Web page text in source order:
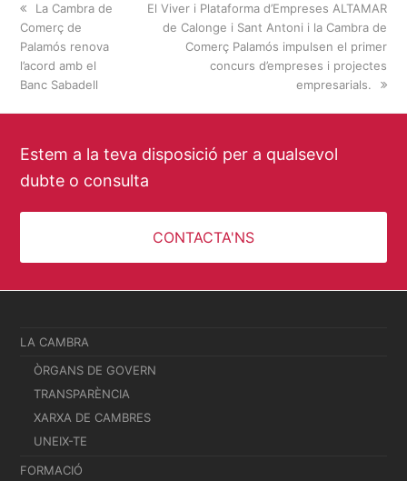
previous
post:
La Cambra de
Comerç de
Palamós renova
l’acord amb el
Banc Sabadell
next
post:
El Viver i Plataforma d’Empreses ALTAMAR
de Calonge i Sant Antoni i la Cambra de
Comerç Palamós impulsen el primer
concurs d’empreses i projectes
empresarials.
Estem a la teva disposició per a qualsevol
dubte o consulta
CONTACTA'NS
LA CAMBRA
ÒRGANS DE GOVERN
TRANSPARÈNCIA
XARXA DE CAMBRES
UNEIX-TE
FORMACIÓ